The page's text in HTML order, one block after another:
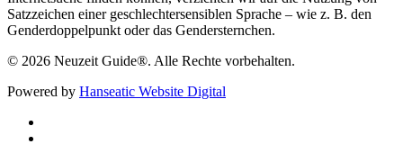
Satzzeichen einer geschlechtersensiblen Sprache – wie z. B. den
Genderdoppelpunkt oder das Gendersternchen.
© 2026 Neuzeit Guide®. Alle Rechte vorbehalten.
Powered by Hanseatic Website Digital